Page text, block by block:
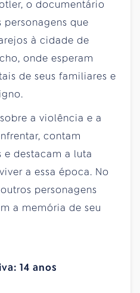
o documentário
personagens que
à cidade de
onde esperam
de seus familiares e
a violência e a
contam
e destacam a luta
a essa época. No
personagens
a memória de seu
14 anos